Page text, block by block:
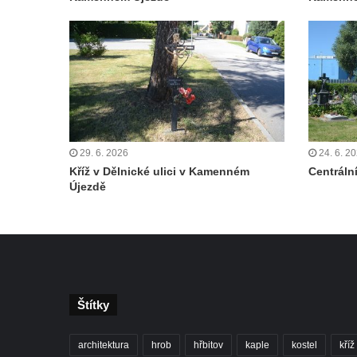
Kříž u kostela Zvěstování Panny Marie v
Duchcově
Údajný kříž před kostelem svatých Petra a
Pavla v Jeníkově
Kříž na návsi v Jeníkově
Kříž na křižovatce v Teplické ulici v Lahošti
Posteltův kříž naproti domu ev.č. 29 v
29. 6. 2026
Kříž v Dělnické ulici v Kamenném
Újezdě
24. 6.
Štítky
architektura hrob hřbitov kaple kostel kříž